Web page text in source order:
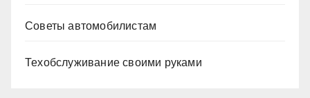
Советы автомобилистам
Техобслуживание своими руками